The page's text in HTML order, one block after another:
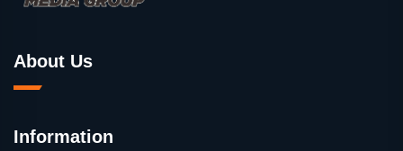
About Us
Information